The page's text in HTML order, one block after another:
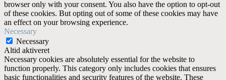
browser only with your consent. You also have the option to opt-out
of these cookies. But opting out of some of these cookies may have
an effect on your browsing experience.
Necessary
Necessary
Altid aktiveret
Necessary cookies are absolutely essential for the website to
function properly. This category only includes cookies that ensures
basic functionalities and security features of the website. These